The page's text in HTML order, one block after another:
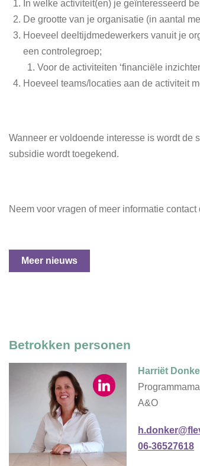
In welke activiteit(en) je geïnteresseerd
De grootte van je organisatie (in aantal
Hoeveel deeltijdmedewerkers vanuit je
een controlegroep;
Voor de activiteiten ‘financiële
Hoeveel teams/locaties aan de activiteit
Wanneer er voldoende interesse is wordt de
subsidie wordt toegekend.
Neem voor vragen of meer informatie contact
Meer nieuws
Betrokken personen
Harriët
A&O
06-36527618